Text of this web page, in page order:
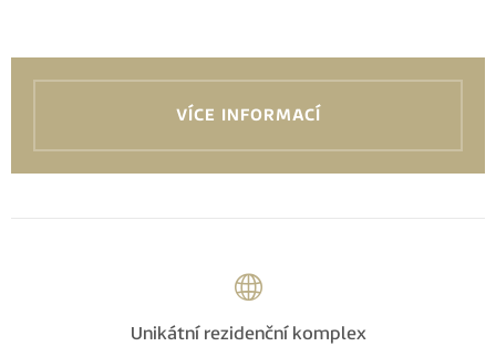
VÍCE INFORMACÍ
Unikátní rezidenční komplex